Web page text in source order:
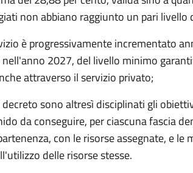
non abbiano raggiunto un pari livello
è progressivamente incrementato
2027, del livello minimo
attraverso il servizio privato;
sono altresì disciplinati gli
da conseguire, per ciascuna fascia
con le risorse assegnate, e le
delle risorse stesse.